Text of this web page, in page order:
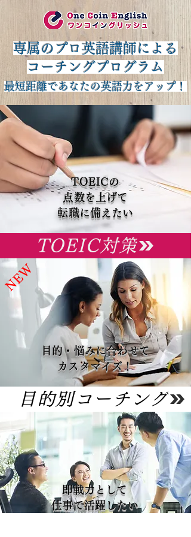
専属のプロ英語講師による
コーチングプログラム
最短距離であなたの英語力をアップ！
NEW
TOEICの
​点数を上げて
​転職に備えたい
TOEIC対策
NEW
目的・悩みに合わせて
​カスタマイズ！
目的別コーチング
即戦力として
仕事で活躍したい